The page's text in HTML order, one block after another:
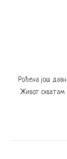
Рођена још
Живот схватам